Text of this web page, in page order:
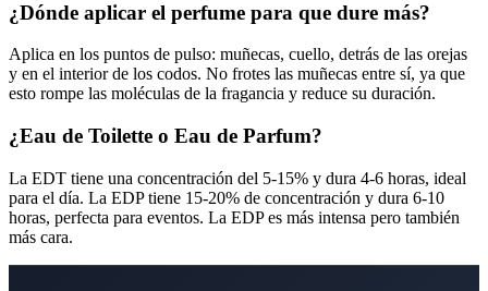
¿Dónde aplicar el perfume para que dure más?
Aplica en los puntos de pulso: muñecas, cuello, detrás de las orejas
y en el interior de los codos. No frotes las muñecas entre sí, ya que
esto rompe las moléculas de la fragancia y reduce su duración.
¿Eau de Toilette o Eau de Parfum?
La EDT tiene una concentración del 5-15% y dura 4-6 horas, ideal
para el día. La EDP tiene 15-20% de concentración y dura 6-10
horas, perfecta para eventos. La EDP es más intensa pero también
más cara.